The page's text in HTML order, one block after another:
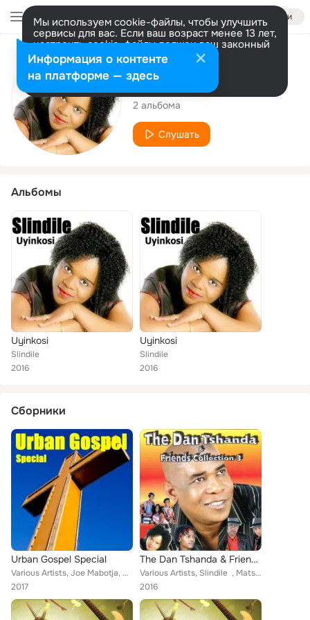
Войти
Мы используем cookie-файлы, чтобы улучшить
сервисы для вас. Если ваш возраст менее 13 лет,
настроить cookie-файлы должен ваш законный
представитель. Больше информации
Разрешить все Настроить
Исполнитель
Slindile
2 альбома
Слушать
Альбомы
Uyinkosi
Slindile
2016
Uyinkosi
Slindile
2016
Сборники
Urban Gospel Special
Various Artists, Joe Mabotja, Mokgadi, Mams Molepo, Buyile Plaatjie, Thami Shabalala, Malibongwe, uZola NabaZungezi, Sibongile S...
2017
The Dan Tshanda & Friends Collection, Vol. 3
Various Artists, Slindile , Matshikos , Splash, Dalom Kids, Berea , D.T. Express , Peacock
2016
Информация о контенте
на платформе — здесь